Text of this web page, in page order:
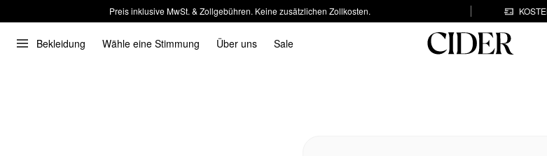
Preis inklusive MwSt. & Zollgebühren. Keine zusätzlichen Zollkosten.
Bekleidung Wähle eine Stimmung Über uns Sale